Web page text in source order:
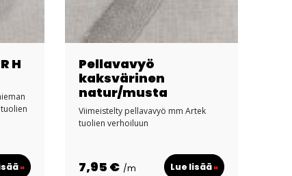
H
»
Pellavavyö
kaksvärinen
natur/musta
Viimeistelty pellavavyö mm Artek
tuolien verhoiluun
7,95 € /m Lue lisää»